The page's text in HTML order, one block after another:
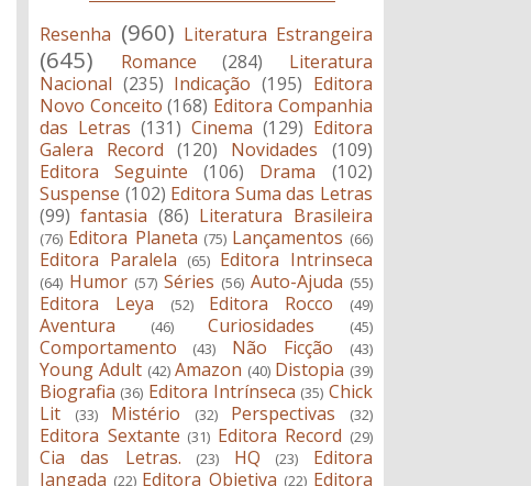
Resenha (960) Literatura Estrangeira
(645) Romance (284)
Literatura
Nacional (235) Indicação (195) Editora
Novo Conceito (168) Editora Companhia
das Letras (131) Cinema (129) Editora
Galera Record
(120) Novidades
(109)
Editora Seguinte
(106) Drama
(102)
Suspense (102) Editora Suma das Letras
(99) fantasia (86) Literatura Brasileira
(76) Editora Planeta (75) Lançamentos (66)
Editora Paralela (65) Editora Intrinseca
(64) Humor (57) Séries (56) Auto-Ajuda (55)
Editora Leya (52) Editora Rocco (49)
Aventura (46) Curiosidades (45)
Comportamento (43) Não Ficção (43)
Young Adult (42) Amazon (40) Distopia (39)
Biografia (36) Editora Intrínseca (35) Chick
Lit
(33) Mistério (32) Perspectivas (32)
Editora Sextante (31) Editora Record (29)
Cia das Letras. (23) HQ (23)
Editora
Jangada (22) Editora Objetiva (22) Editora